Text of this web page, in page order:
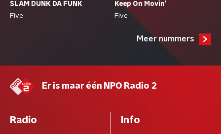
SLAM DUNK DA FUNK
Five
Keep On Movin'
Five
Meer nummers
Er is maar één NPO Radio 2
Radio Info